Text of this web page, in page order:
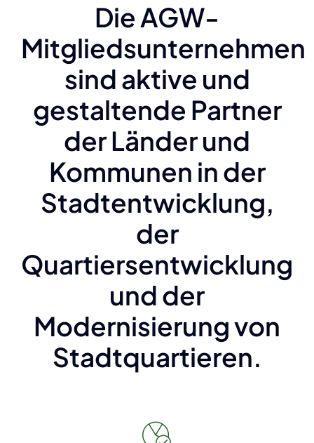
Die AGW-
Mitgliedsunternehmen
sind aktive und
gestaltende Partner
der Länder und
Kommunen in der
Stadtentwicklung,
der
Quartiersentwicklung
und der
Modernisierung von
Stadtquartieren.